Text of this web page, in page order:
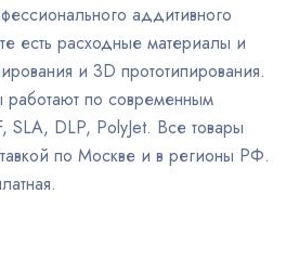
аддитивного
есть расходные материалы и
и 3D прототипирования.
по современным
SLA, DLP, PolyJet. Все товары
по Москве и в регионы РФ.